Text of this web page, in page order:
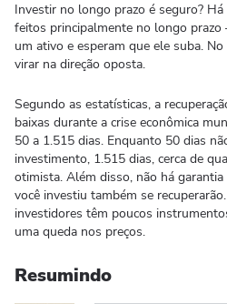
Investir no longo prazo é seguro?
feitos principalmente no longo prazo
um ativo e esperam que ele suba.
virar na direção oposta.
Segundo as estatísticas, a
baixas durante a crise econômica
50 a 1.515 dias. Enquanto 50 dias
investimento, 1.515 dias, cerca de
otimista. Além disso, não há garantia
você investiu também se
investidores têm poucos
uma queda nos preços.
Resumindo